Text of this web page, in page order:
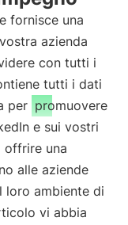
fornisce una
azienda
con tutti i
tutti i dati
per promuovere
e sui vostri
offrire una
alle aziende
loro ambiente di
vi abbia